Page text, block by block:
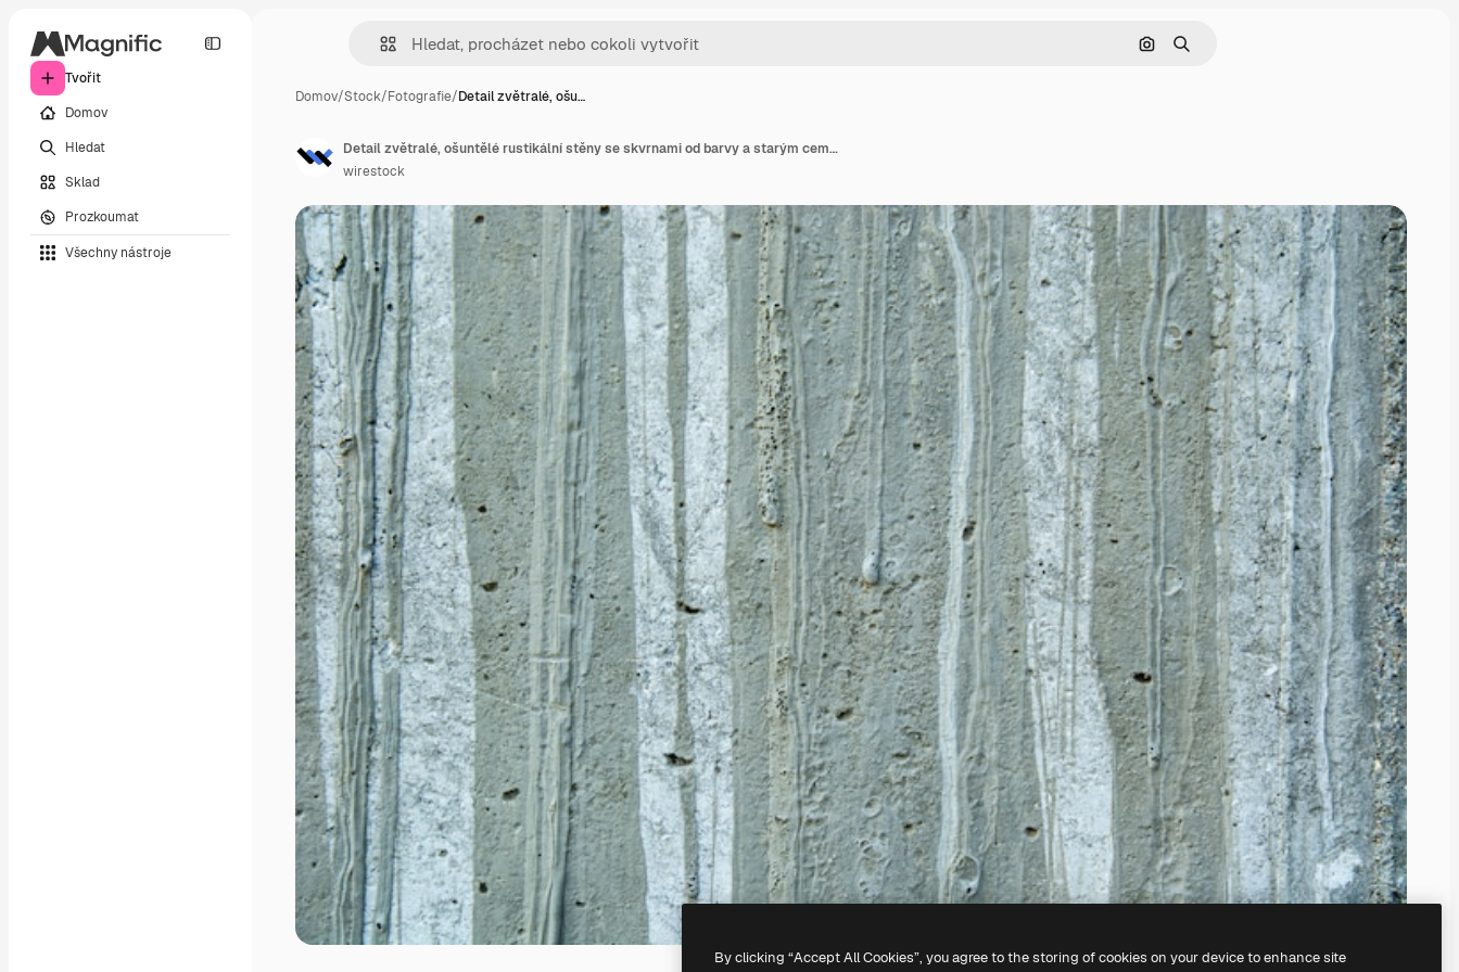
Tvořit
Domov
Hledat
Sklad
Prozkoumat
Všechny nástroje
Hledat podle obrázku
Hledat
Domov/Stock/Fotografie/Detail zvětralé, ošu…
Detail zvětralé, ošuntělé rustikální stěny se skvrnami od barvy a starým cementem
wirestock
By clicking “Accept All Cookies”, you agree to the storing of cookies on your device to enhance site